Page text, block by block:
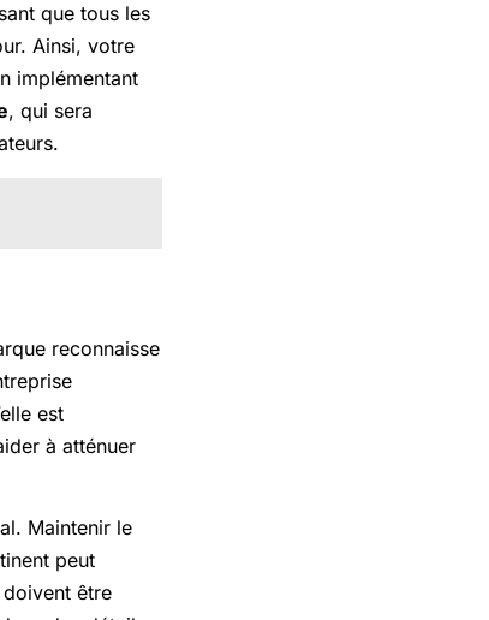
que tous les
Ainsi, votre
implémentant
, qui sera
reconnaisse
est
à atténuer
Maintenir le
peut
être